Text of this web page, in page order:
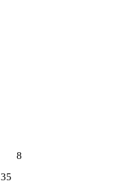
35
8